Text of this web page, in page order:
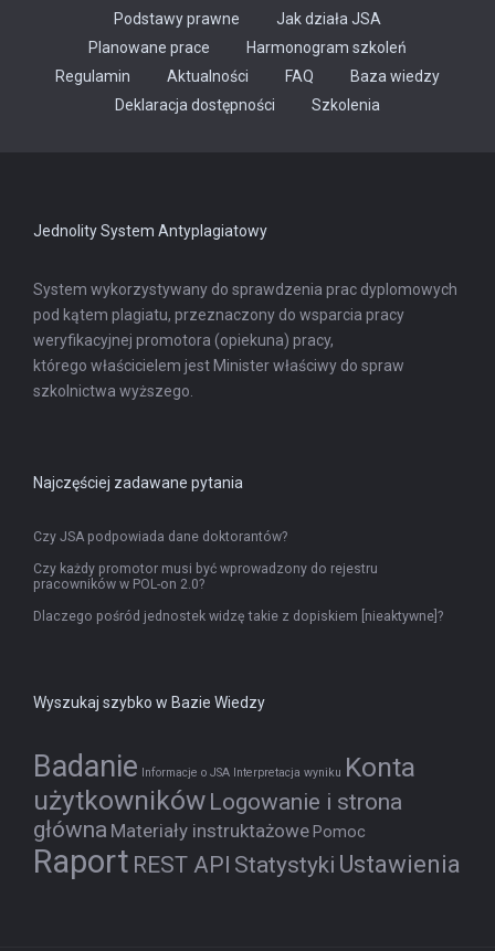
Podstawy prawne
Jak działa JSA
Planowane prace
Harmonogram szkoleń
Regulamin
Aktualności FAQ
Baza wiedzy
Deklaracja dostępności
Szkolenia
Jednolity System Antyplagiatowy
System wykorzystywany do sprawdzenia prac dyplomowych
pod kątem plagiatu, przeznaczony do wsparcia pracy
weryfikacyjnej promotora (opiekuna) pracy,
którego właścicielem jest Minister właściwy do spraw
szkolnictwa wyższego.
Najczęściej zadawane pytania
Czy JSA podpowiada dane doktorantów?
Czy każdy promotor musi być wprowadzony do rejestru
pracowników w POL-on 2.0?
Dlaczego pośród jednostek widzę takie z dopiskiem [nieaktywne]?
Wyszukaj szybko w Bazie Wiedzy
Badanie Informacje o JSA Interpretacja wyniku Konta
użytkowników Logowanie i strona
główna Materiały instruktażowe Pomoc
Raport REST API Statystyki Ustawienia